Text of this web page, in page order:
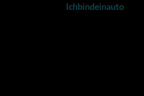
Ichbindeinauto